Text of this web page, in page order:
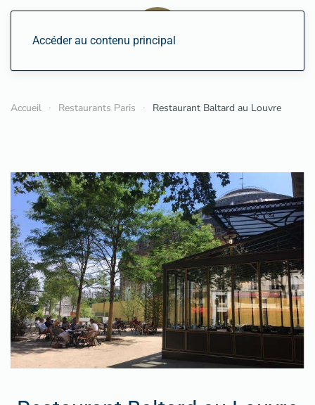
Accéder au contenu principal
Accueil Restaurants Paris Restaurant Baltard au Louvre